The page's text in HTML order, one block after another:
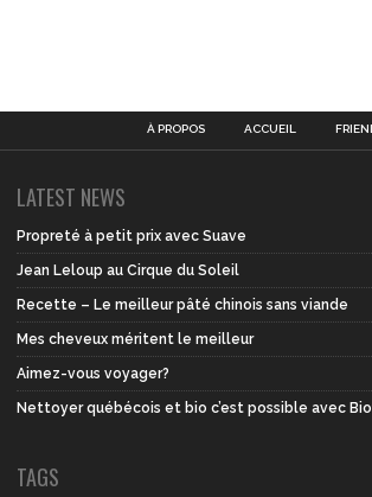
À PROPOS ACCUEIL
LATEST NEWS
Propreté à petit prix avec Suave
Jean Leloup au Cirque du Soleil
Recette – Le meilleur pâté chinois sans viande
Mes cheveux méritent le meilleur
Aimez-vous voyager?
Nettoyer québécois et bio c’est possible avec
TAGS